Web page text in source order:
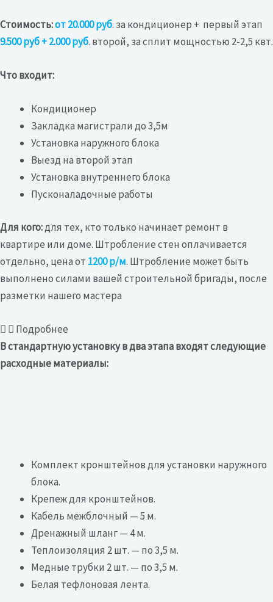
Стоимость:от 20.000 руб. за кондиционер + первый этап
9.500 руб + 2.000 руб. второй, за сплит мощностью 2-2,5 квт.
Что входит:
Кондиционер
Закладка магистрали до 3,5м
Установка наружного блока
Выезд на второй этап
Установка внутреннего блока
Пусконаладочные работы
Для кого:для тех, кто только начинает ремонт в
квартире или доме. Штробление стен оплачивается
отдельно, цена от 1200 р/м. Штробление может быть
выполнено силами вашей строительной бригады, после
разметки нашего мастера
Подробнее
В стандартную установку в два этапа входят следующие
расходные материалы:
Комплект кронштейнов для установки наружного
блока.
Крепеж для кронштейнов.
Кабель межблочный — 5 м.
Дренажный шланг — 4 м.
Теплоизоляция 2 шт. — по 3,5 м.
Медные трубки 2 шт. — по 3,5 м.
Белая тефлоновая лента.